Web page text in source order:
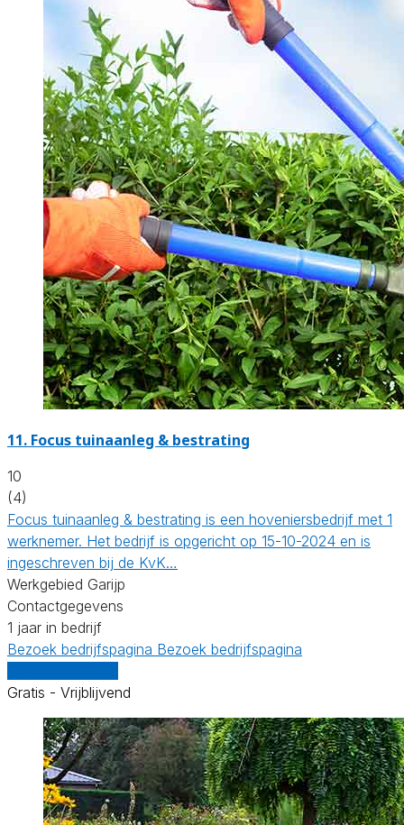
11. Focus tuinaanleg & bestrating
10
(4)
Focus tuinaanleg & bestrating is een hoveniersbedrijf met 1
werknemer. Het bedrijf is opgericht op 15-10-2024 en is
ingeschreven bij de KvK…
Werkgebied Garijp
Contactgegevens
1 jaar in bedrijf
Bezoek bedrijfspagina Bezoek bedrijfspagina
Gratis - Vrijblijvend